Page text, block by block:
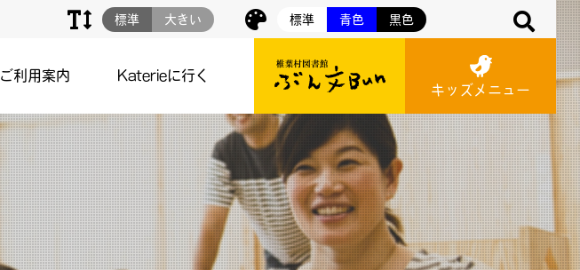
標準 青色 黒色
標準 大きい
ご利用案内
Katerieに行く
キッズメニュー